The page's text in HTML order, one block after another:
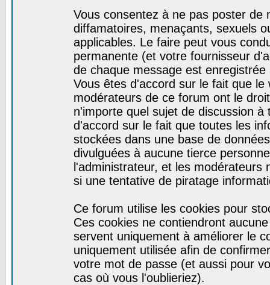
Vous consentez à ne pas poster de
diffamatoires, menaçants, sexuels
applicables. Le faire peut vous
permanente (et votre fournisseur
de chaque message est
Vous êtes d'accord sur le fait que
modérateurs de ce forum ont le
n'importe quel sujet de discussion
d'accord sur le fait que toutes les
stockées dans une base de
divulguées à aucune tierce
l'administrateur, et les
si une tentative de piratage
Ce forum utilise les cookies pour
Ces cookies ne contiendront
servent uniquement à améliorer le
uniquement utilisée afin de
votre mot de passe (et aussi pour
cas où vous l'oublieriez).